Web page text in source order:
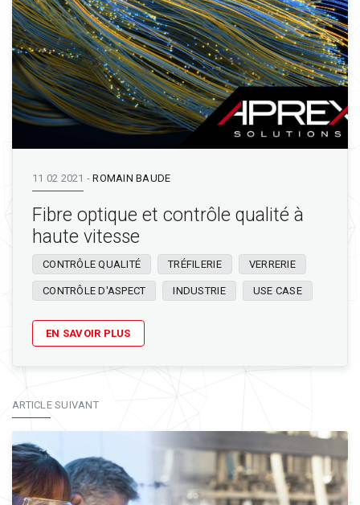
11 02 2021 -ROMAIN BAUDE
Fibre optique et contrôle qualité à
haute vitesse
CONTRÔLE QUALITÉ TRÉFILERIE VERRERIE
CONTRÔLE D'ASPECT INDUSTRIE USE CASE
EN SAVOIR PLUS
ARTICLE SUIVANT